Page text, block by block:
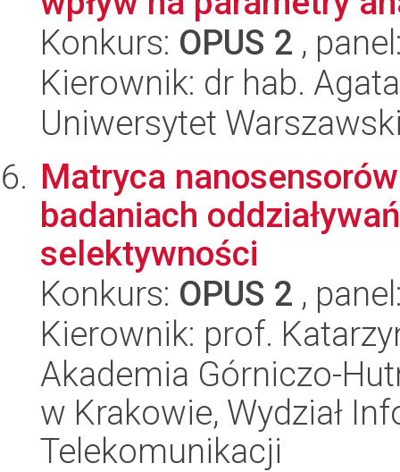
Konkurs: OPUS 2 ,
Kierownik: dr hab.
Uniwersytet
Matryca
badaniach
selektywności
Konkurs: OPUS 2 ,
Kierownik: prof.
Akademia Górniczo-
w Krakowie, Wydział
Telekomunikacji